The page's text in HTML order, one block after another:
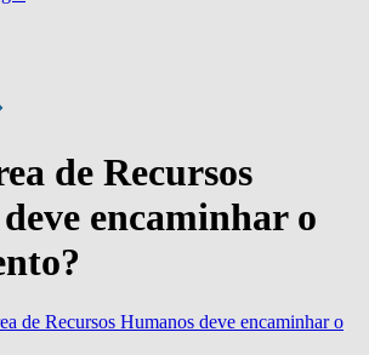
de Recursos
encaminhar o
de Recursos Humanos deve encaminhar o